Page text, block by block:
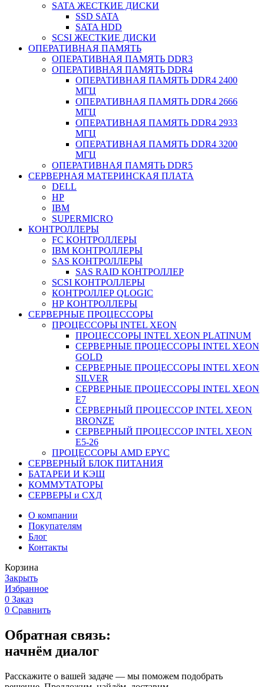
SATA ЖЕСТКИЕ ДИСКИ
SSD SATA
SATA HDD
SCSI ЖЕСТКИЕ ДИСКИ
ОПЕРАТИВНАЯ ПАМЯТЬ
ОПЕРАТИВНАЯ ПАМЯТЬ DDR3
ОПЕРАТИВНАЯ ПАМЯТЬ DDR4
ОПЕРАТИВНАЯ ПАМЯТЬ DDR4 2400
МГЦ
ОПЕРАТИВНАЯ ПАМЯТЬ DDR4 2666
МГЦ
ОПЕРАТИВНАЯ ПАМЯТЬ DDR4 2933
МГЦ
ОПЕРАТИВНАЯ ПАМЯТЬ DDR4 3200
МГЦ
ОПЕРАТИВНАЯ ПАМЯТЬ DDR5
СЕРВЕРНАЯ МАТЕРИНСКАЯ ПЛАТА
DELL
HP
IBM
SUPERMICRO
КОНТРОЛЛЕРЫ
FC КОНТРОЛЛЕРЫ
IBM КОНТРОЛЛЕРЫ
SAS КОНТРОЛЛЕРЫ
SAS RAID КОНТРОЛЛЕР
SCSI КОНТРОЛЛЕРЫ
КОНТРОЛЛЕР QLOGIC
НР КОНТРОЛЛЕРЫ
СЕРВЕРНЫЕ ПРОЦЕССОРЫ
ПРОЦЕССОРЫ INTEL XEON
ПРОЦЕССОРЫ INTEL XEON PLATINUM
СЕРВЕРНЫЕ ПРОЦЕССОРЫ INTEL XEON
GOLD
СЕРВЕРНЫЕ ПРОЦЕССОРЫ INTEL XEON
SILVER
СЕРВЕРНЫЕ ПРОЦЕССОРЫ INTEL XEON
Е7
СЕРВЕРНЫЙ ПРОЦЕССОР INTEL XEON
BRONZE
СЕРВЕРНЫЙ ПРОЦЕССОР INTEL XEON
Е5-26
ПРОЦЕССОРЫ AMD EPYC
СЕРВЕРНЫЙ БЛОК ПИТАНИЯ
БАТАРЕИ И КЭШ
КОММУТАТОРЫ
СЕРВЕРЫ и СХД
О компании
Покупателям
Блог
Контакты
Корзина
Закрыть
Избранное
0 Заказ
0 Сравнить
Обратная связь:
начнём диалог
Расскажите о вашей задаче — мы поможем подобрать